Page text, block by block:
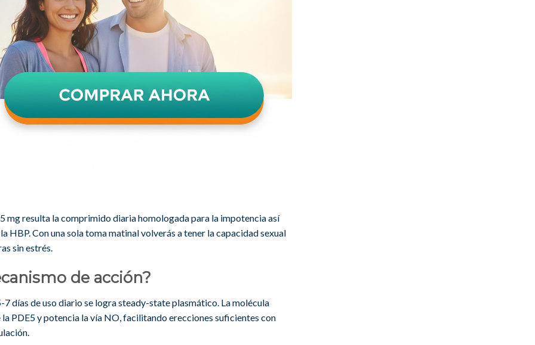
mg resulta la comprimido diaria homologada para la impotencia así
HBP. Con una sola toma matinal volverás a tener la capacidad sexual
sin estrés.
de acción?
7 días de uso diario se logra steady-state plasmático. La molécula
la PDE5 y potencia la vía NO, facilitando erecciones suficientes con